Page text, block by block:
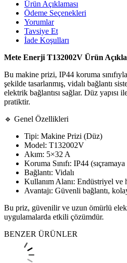
Ürün Açıklaması
Ödeme Seçenekleri
Yorumlar
Tavsiye Et
İade Koşulları
Mete Enerji T132002V Ürün
Bu makine prizi, IP44 koruma sınıfıyla
şekilde tasarlanmış, vidalı bağlantı
elektrik bağlantısı sağlar. Düz yapısı
pratiktir.
🔹 Genel Özellikleri
Tipi: Makine Prizi (Düz)
Model: T132002V
Akım: 5×32 A
Koruma Sınıfı: IP44
Bağlantı: Vidalı
Kullanım Alanı: Endüstriyel ve
Avantajı: Güvenli bağlantı,
Bu priz, güvenilir ve uzun ömürlü
uygulamalarda etkili çözümdür.
BENZER ÜRÜNLER